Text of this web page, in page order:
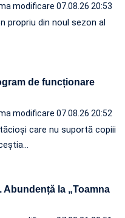
modificare 07.08.26 20:53
propriu din noul sezon al
de funcționare
modificare 07.08.26 20:52
care nu suportă copiii
Abundență la „Toamna